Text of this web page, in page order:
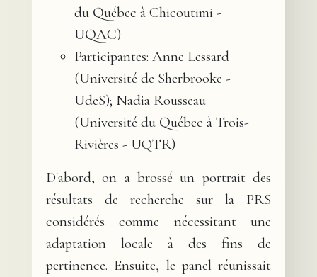
du Québec à Chicoutimi -
UQAC)
Participantes: Anne Lessard
(Université de Sherbrooke -
UdeS); Nadia Rousseau
(Université du Québec à Trois-
Rivières - UQTR)
D'abord, on a brossé un portrait des
résultats de recherche sur la PRS
considérés comme nécessitant une
adaptation locale à des fins de
pertinence. Ensuite, le panel réunissait